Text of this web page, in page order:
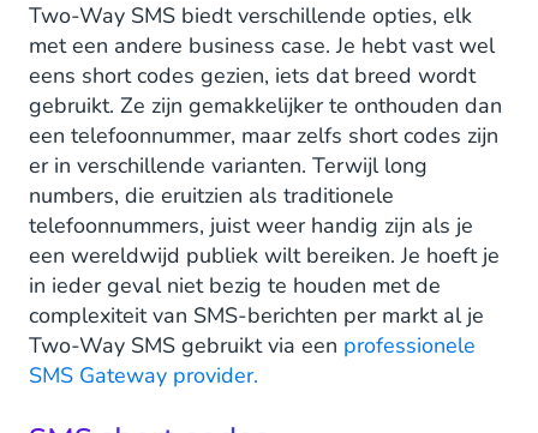
Two-Way SMS biedt verschillende opties, elk
met een andere business case. Je hebt vast wel
eens short codes gezien, iets dat breed wordt
gebruikt. Ze zijn gemakkelijker te onthouden dan
een telefoonnummer, maar zelfs short codes zijn
er in verschillende varianten. Terwijl long
numbers, die eruitzien als traditionele
telefoonnummers, juist weer handig zijn als je
een wereldwijd publiek wilt bereiken. Je hoeft je
in ieder geval niet bezig te houden met de
complexiteit van SMS-berichten per markt al je
Two-Way SMS gebruikt via een professionele
SMS Gateway provider.